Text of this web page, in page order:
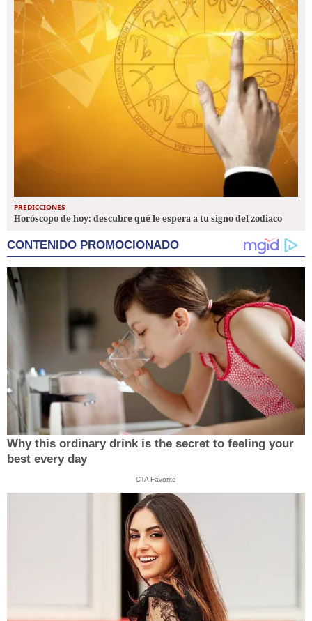
PREDICCIONES
Horóscopo de hoy: descubre qué le espera a tu signo del zodiaco
CONTENIDO PROMOCIONADO
Why this ordinary drink is the secret to feeling your
best every day
CTA Favorite